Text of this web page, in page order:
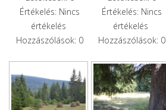
Értékelés: Nincs
értékelés
Hozzászólások: 0
Értékelés: Nincs
értékelés
Hozzászólások: 0